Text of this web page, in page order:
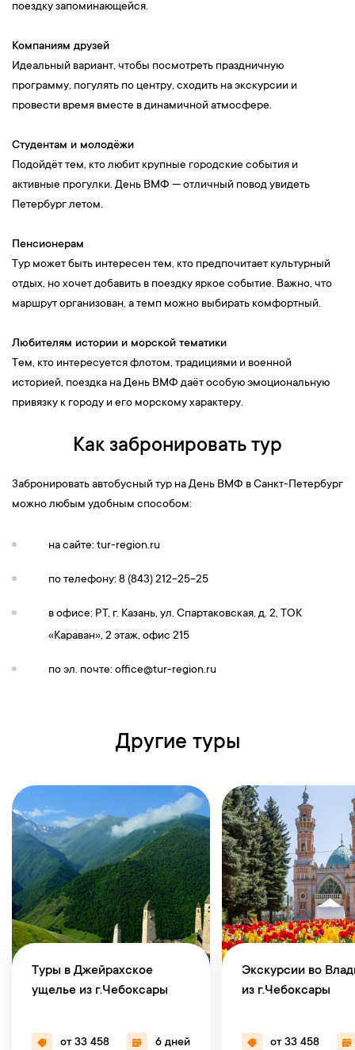
поездку запоминающейся.
Компаниям друзей
Идеальный вариант, чтобы посмотреть праздничную
программу, погулять по центру, сходить на экскурсии и
провести время вместе в динамичной атмосфере.
Студентам и молодёжи
Подойдёт тем, кто любит крупные городские события и
активные прогулки. День ВМФ — отличный повод увидеть
Петербург летом.
Пенсионерам
Тур может быть интересен тем, кто предпочитает культурный
отдых, но хочет добавить в поездку яркое событие. Важно, что
маршрут организован, а темп можно выбирать комфортный.
Любителям истории и морской тематики
Тем, кто интересуется флотом, традициями и военной
историей, поездка на День ВМФ даёт особую эмоциональную
привязку к городу и его морскому характеру.
Как забронировать тур
Забронировать автобусный тур на День ВМФ в Санкт-Петербург
можно любым удобным способом:
на сайте: tur-region.ru
по телефону: 8 (843) 212-25-25
в офисе: РТ, г. Казань, ул. Спартаковская, д. 2, ТОК
«Караван», 2 этаж, офис 215
по эл. почте: office@tur-region.ru
Другие туры
Туры в Джейрахское
ущелье из г.Чебоксары
от 33 458 6 дней
Экскурсии во
из г.Чебоксары
от 33 458